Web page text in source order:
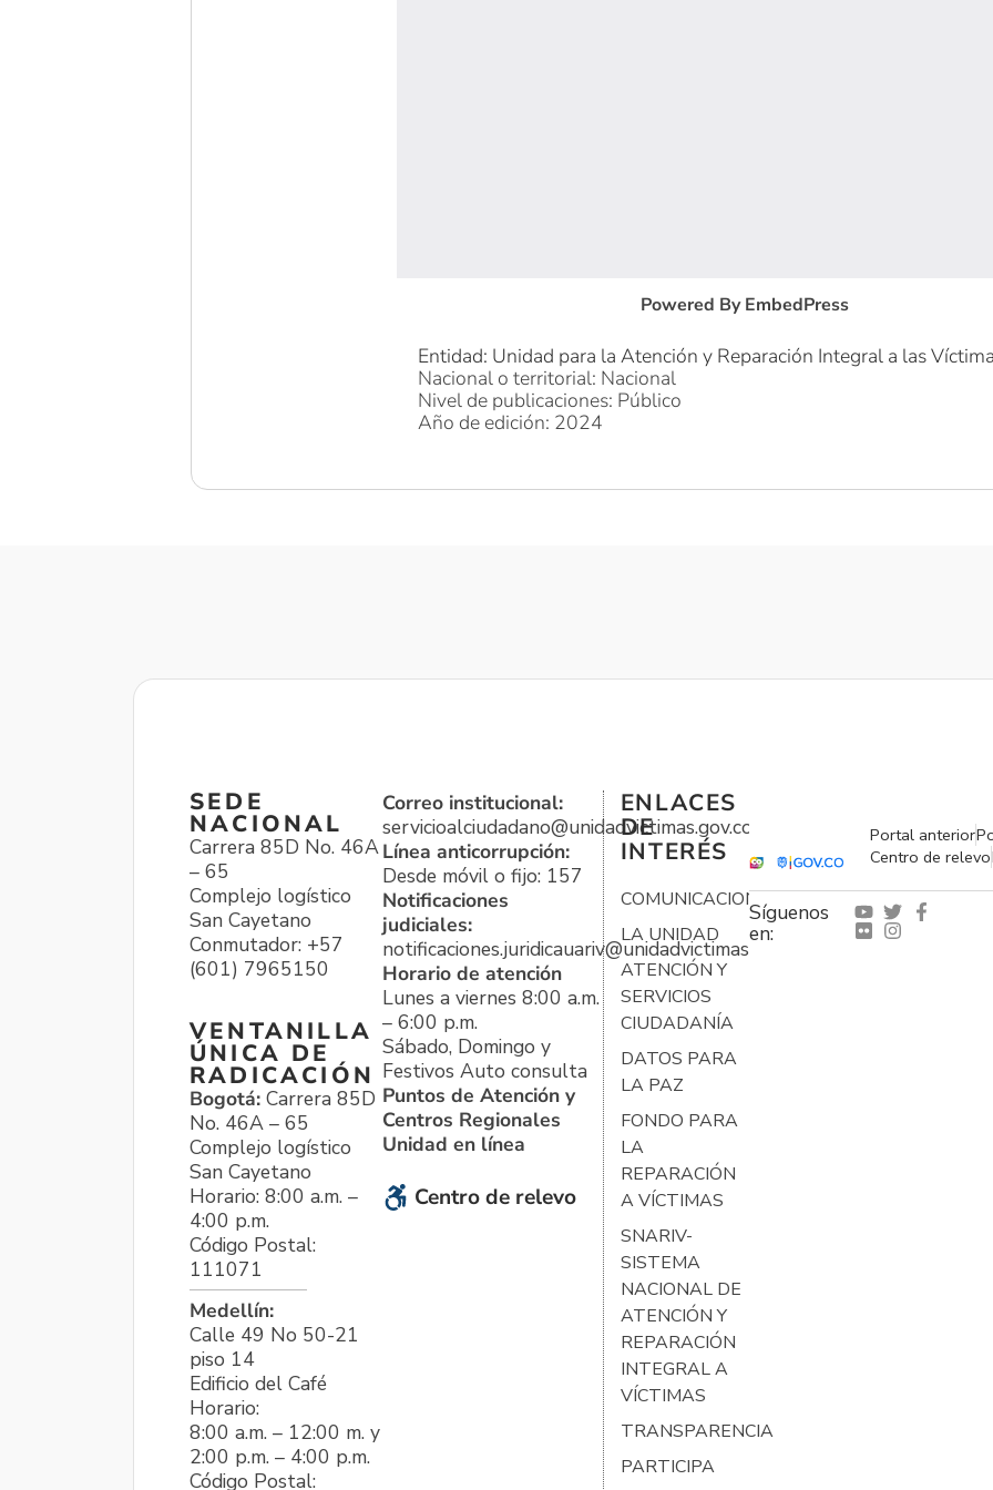
Powered By EmbedPress
Entidad: Unidad para la Atención y Reparación Integral a las
Nacional o territorial: Nacional
Nivel de publicaciones: Público
Año de edición: 2024
SEDE
NACIONAL
Carrera 85D No. 46A
– 65
Complejo logístico
San Cayetano
Conmutador: +57
(601) 7965150
VENTANILLA
ÚNICA DE
RADICACIÓN
Bogotá: Carrera 85D
No. 46A – 65
Complejo logístico
San Cayetano
Horario: 8:00 a.m. –
4:00 p.m.
Código Postal:
111071
Medellín:
Calle 49 No 50-21
piso 14
Edificio del Café
Horario:
8:00 a.m. – 12:00 m. y
2:00 p.m. – 4:00 p.m.
Código Postal:
Correo institucional:
servicioalciudadano@unidadvictimas.gov.co
Línea anticorrupción:
Desde móvil o fijo: 157
Notificaciones
judiciales:
notificaciones.juridicauariv@unidadvictimas.gov.co
Horario de atención
Lunes a viernes 8:00 a.m.
– 6:00 p.m.
Sábado, Domingo y
Festivos Auto consulta
Puntos de Atención y
Centros Regionales
Unidad en línea
Centro de relevo
ENLACES
DE
INTERÉS
COMUNICACIONES
LA UNIDAD
ATENCIÓN Y
SERVICIOS
CIUDADANÍA
DATOS PARA
LA PAZ
FONDO PARA
LA
REPARACIÓN
A VÍCTIMAS
SNARIV-
SISTEMA
NACIONAL DE
ATENCIÓN Y
REPARACIÓN
INTEGRAL A
VÍCTIMAS
TRANSPARENCIA
PARTICIPA
Portal anterior
Centro de relevo
Síguenos
en: